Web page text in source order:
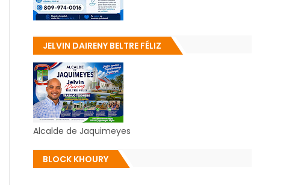
JELVIN DAIRENY BELTRE FÉLIZ
Alcalde de Jaquimeyes
BLOCK KHOURY